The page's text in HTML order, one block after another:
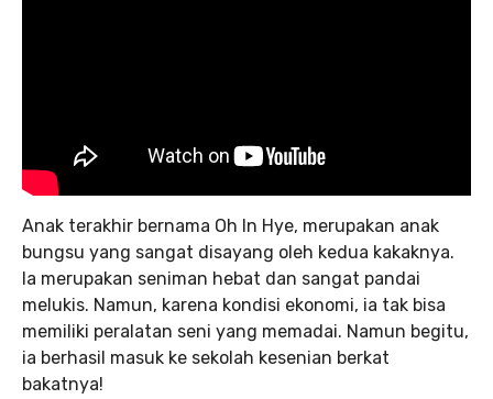
Anak terakhir bernama Oh In Hye, merupakan anak
bungsu yang sangat disayang oleh kedua kakaknya.
Ia merupakan seniman hebat dan sangat pandai
melukis. Namun, karena kondisi ekonomi, ia tak bisa
memiliki peralatan seni yang memadai. Namun begitu,
ia berhasil masuk ke sekolah kesenian berkat
bakatnya!